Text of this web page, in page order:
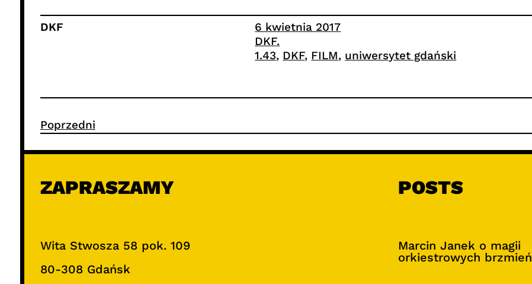
DKF
6 kwietnia 2017
DKF.
1.43, DKF, FILM, uniwersytet gdański
Poprzedni
ZAPRASZAMY
Wita Stwosza 58 pok. 109
80-308 Gdańsk
POSTS
Marcin Janek o magii
orkiestrowych brzmień